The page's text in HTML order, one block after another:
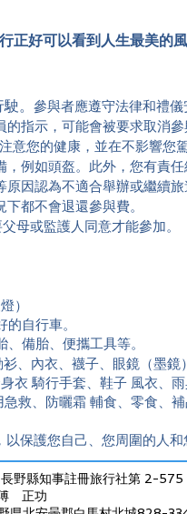
正好可以看到人生最美的
。 參與者應遵守法律和禮儀
指示，可能會被要求取消參
意您的健康，並在不影響您
，例如頭盔。此外，您有責任
原因認為不適合舉辦或繼續旅
都不會退還參與費。
母或監護人同意才能參加。
）
自行車。
備胎、便攜工具等。
、內衣、襪子、眼鏡（墨鏡）
衣 騎行手套、鞋子 風衣、
救、防曬霜 輔食、零食、
保護您自己、您周圍的人和
長野縣知事註冊旅行社第 2-575
正功